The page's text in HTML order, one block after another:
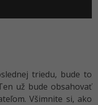
triedu, bude to
už bude obsahovať
Všimnite si, ako